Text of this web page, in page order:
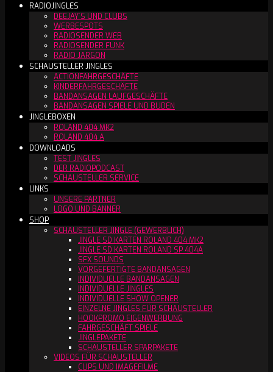
RADIOJINGLES
DEEJAY´S UND CLUBS
WERBESPOTS
RADIOSENDER WEB
RADIOSENDER FUNK
RADIO JARGON
SCHAUSTELLER JINGLES
ACTIONFAHRGESCHÄFTE
KINDERFAHRGESCHÄFTE
BANDANSAGEN LAUFGESCHÄFTE
BANDANSAGEN SPIELE UND BUDEN
JINGLEBOXEN
ROLAND 404 MK2
ROLAND 404 A
DOWNLOADS
TEST JINGLES
DER RADIOPODCAST
SCHAUSTELLER SERVICE
LINKS
UNSERE PARTNER
LOGO UND BANNER
SHOP
SCHAUSTELLER JINGLE (GEWERBLICH)
JINGLE SD KARTEN ROLAND 404 MK2
JINGLE SD KARTEN ROLAND SP 404A
SFX SOUNDS
VORGEFERTIGTE BANDANSAGEN
INDIVIDUELLE BANDANSAGEN
INDIVIDUELLE JINGLES
INDIVIDUELLE SHOW OPENER
EINZELNE JINGLES FÜR SCHAUSTELLER
HOOKPROMO EIGENWERBUNG
FAHRGESCHÄFT SPIELE
JINGLEPAKETE
SCHAUSTELLER SPARPAKETE
VIDEOS FÜR SCHAUSTELLER
CLIPS UND IMAGEFILME